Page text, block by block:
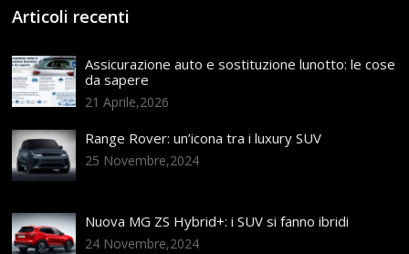
Articoli recenti
Assicurazione auto e sostituzione lunotto: le cose
da sapere
21 Aprile,2026
Range Rover: un’icona tra i luxury SUV
25 Novembre,2024
Nuova MG ZS Hybrid+: i SUV si fanno ibridi
24 Novembre,2024